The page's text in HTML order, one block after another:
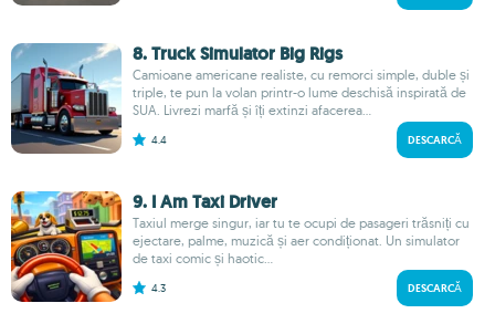
8. Truck Simulator Big Rigs
Camioane americane realiste, cu remorci simple, duble și
triple, te pun la volan printr-o lume deschisă inspirată de
SUA. Livrezi marfă și îți extinzi afacerea...
4.4 DESCARCĂ
9. I Am Taxi Driver
Taxiul merge singur, iar tu te ocupi de pasageri trăsniți cu
ejectare, palme, muzică și aer condiționat. Un simulator
de taxi comic și haotic...
4.3 DESCARCĂ